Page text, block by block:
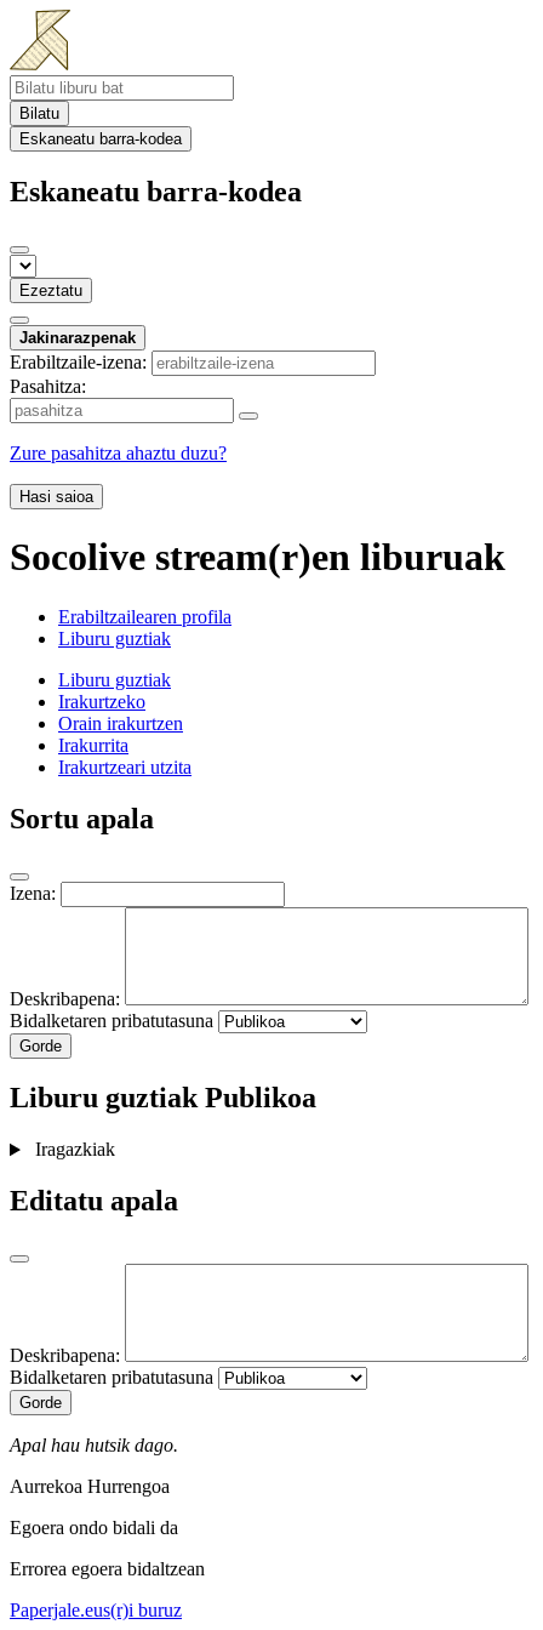
Bilatu
Eskaneatu barra-kodea
Eskaneatu barra-kodea
Ezeztatu
Jakinarazpenak
Erabiltzaile-izena:
Pasahitza:
Zure pasahitza ahaztu duzu?
Hasi saioa
Socolive stream(r)en liburuak
Erabiltzailearen profila
Liburu guztiak
Liburu guztiak
Irakurtzeko
Orain irakurtzen
Irakurrita
Irakurtzeari utzita
Sortu apala
Izena:
Deskribapena:
Bidalketaren pribatutasuna
Gorde
Liburu guztiakPublikoa
Iragazkiak
Editatu apala
Deskribapena:
Bidalketaren pribatutasuna
Gorde
Apal hau hutsik dago.
Aurrekoa Hurrengoa
Egoera ondo bidali da
Errorea egoera bidaltzean
Paperjale.eus(r)i buruz